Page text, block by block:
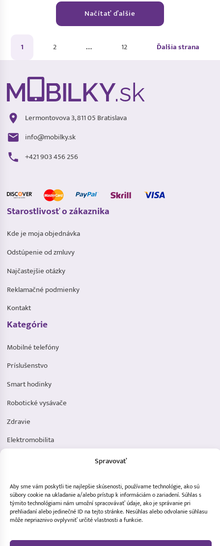
Spravovať
Aby sme vám poskytli tie najlepšie skúsenosti, používame technológie, ako sú
súbory cookie na ukladanie a/alebo prístup k informáciám o zariadení. Súhlas s
týmito technológiami nám umožní spracovávať údaje, ako je správanie pri
prehliadaní alebo jedinečné ID na tejto stránke. Nesúhlas alebo odvolanie súhlasu
môže nepriaznivo ovplyvniť určité vlastnosti a funkcie.
Načítať ďalšie
1 2 … 12 Ďalšia strana
Lermontovova 3, 811 05 Bratislava
info@mobilky.sk
+421 903 456 256
Starostlivosť o zákaznika
Kde je moja objednávka
Odstúpenie od zmluvy
Najčastejšie otázky
Reklamačné podmienky
Kontakt
Kategórie
Mobilné telefóny
Príslušenstvo
Smart hodinky
Robotické vysávače
Zdravie
Elektromobilita
Obchodné podmienky
Ochrana osobných údajov